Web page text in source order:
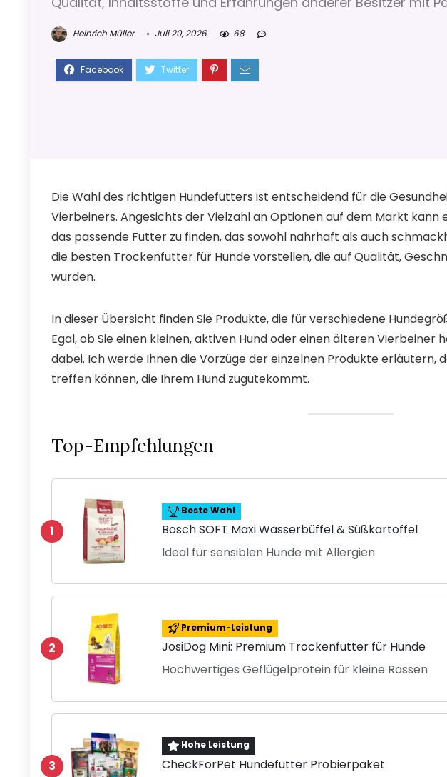
Heinrich Müller Juli 20, 2026 68
Die Wahl des richtigen Hundefutters ist entscheidend für die
Vierbeiners. Angesichts der Vielzahl an Optionen auf dem Markt kann
das passende Futter zu finden, das sowohl nahrhaft als auch
die besten Trockenfutter für Hunde vorstellen, die auf Qualität,
wurden.
In dieser Übersicht finden Sie Produkte, die für verschiedene
Egal, ob Sie einen kleinen, aktiven Hund oder einen älteren Vierbeiner
dabei. Ich werde Ihnen die Vorzüge der einzelnen Produkte erläutern,
treffen können, die Ihrem Hund zugutekommt.
Top-Empfehlungen
1
Beste Wahl
Bosch SOFT Maxi Wasserbüffel & Süßkartoffel
Ideal für sensiblen Hunde mit Allergien
2
Premium-Leistung
JosiDog Mini: Premium Trockenfutter für Hunde
Hochwertiges Geflügelprotein für kleine Rassen
3
Hohe Leistung
CheckForPet Hundefutter Probierpaket